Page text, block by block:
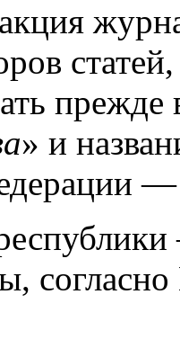
прежде
» и